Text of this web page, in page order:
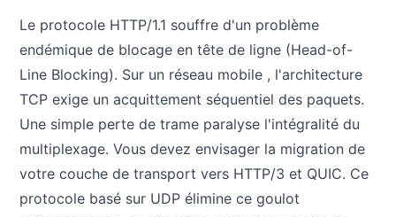
Le protocole HTTP/1.1 souffre d'un problème
endémique de blocage en tête de ligne (Head-of-
Line Blocking). Sur un réseau mobile , l'architecture
TCP exige un acquittement séquentiel des paquets.
Une simple perte de trame paralyse l'intégralité du
multiplexage. Vous devez envisager la migration de
votre couche de transport vers HTTP/3 et QUIC. Ce
protocole basé sur UDP élimine ce goulot